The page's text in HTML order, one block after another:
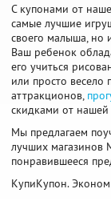
С купонами от
самые лучшие
своего малыша, но
Ваш ребенок
его учиться
или просто весело
аттракционов,
скидками от
Мы предлагаем
лучших магазинов
понравившееся
КупиКупон.